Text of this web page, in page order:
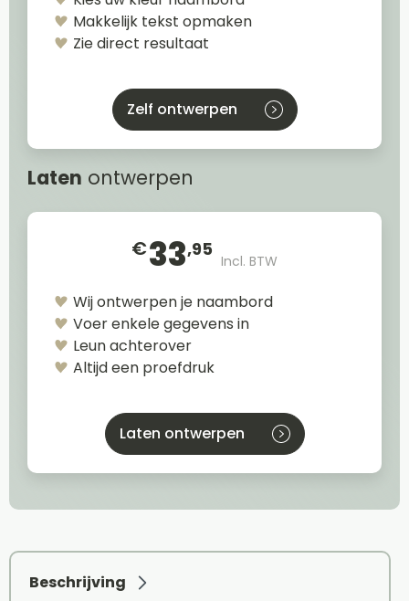
Makkelijk tekst opmaken
Zie direct resultaat
Zelf ontwerpen
Laten ontwerpen
€33,95
Incl. BTW
Wij ontwerpen je naambord
Voer enkele gegevens in
Leun achterover
Altijd een proefdruk
Laten ontwerpen
Beschrijving